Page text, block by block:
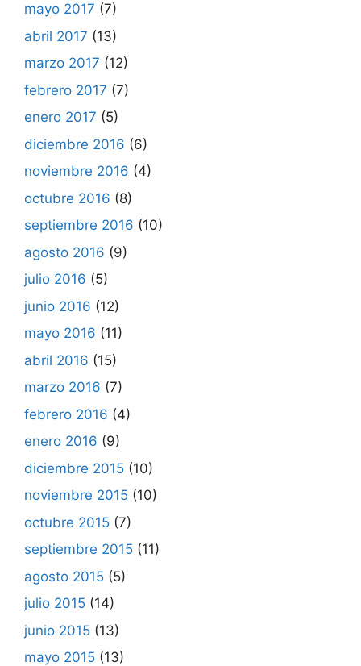
mayo 2017 (7)
abril 2017 (13)
marzo 2017 (12)
febrero 2017 (7)
enero 2017 (5)
diciembre 2016 (6)
noviembre 2016 (4)
octubre 2016 (8)
septiembre 2016 (10)
agosto 2016 (9)
julio 2016 (5)
junio 2016 (12)
mayo 2016 (11)
abril 2016 (15)
marzo 2016 (7)
febrero 2016 (4)
enero 2016 (9)
diciembre 2015 (10)
noviembre 2015 (10)
octubre 2015 (7)
septiembre 2015 (11)
agosto 2015 (5)
julio 2015 (14)
junio 2015 (13)
mayo 2015 (13)